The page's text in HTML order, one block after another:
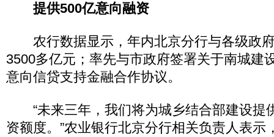
提供500亿意向融资
农行数据显示，年内北京分行与各级政
3500多亿元；率先与市政府签署关于南城建
意向信贷支持金融合作协议。
“未来三年，我们将为城乡结合部建设提
资额度。”农业银行北京分行相关负责人表示